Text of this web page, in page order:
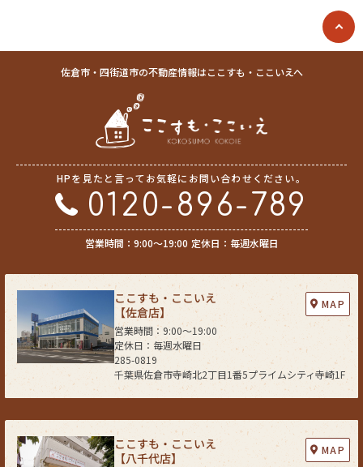
佐倉市・四街道市の不動産情報はここすも・ここいえへ
HPを見たと言ってお気軽にお問い合わせください。
0120-896-789
営業時間：9:00〜19:00 定休日：毎週水曜日
ここすも・ここいえ
【佐倉店】
285-0819
千葉県佐倉市寺崎北2丁目1番5プライムシティ寺崎1F
営業時間：9:00〜19:00
定休日：毎週水曜日
MAP
ここすも・ここいえ
【八千代店】
MAP